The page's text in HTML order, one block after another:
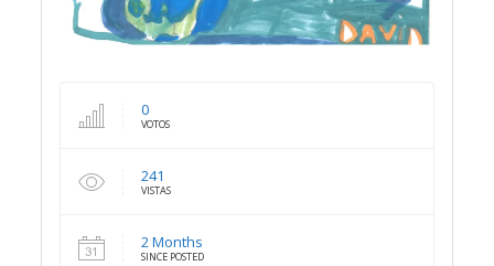
0
VOTOS
241
VISTAS
2 Months
SINCE POSTED